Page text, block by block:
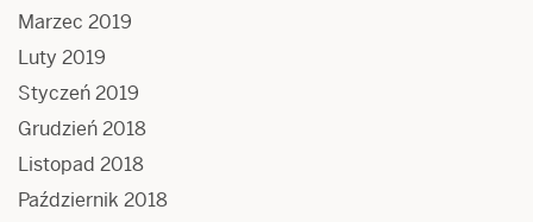
Marzec 2019
Luty 2019
Styczeń 2019
Grudzień 2018
Listopad 2018
Październik 2018